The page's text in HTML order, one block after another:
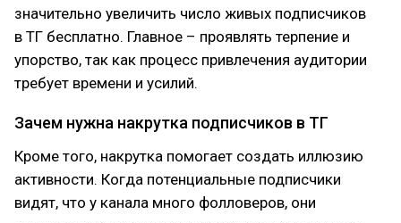
значительно увеличить число живых подписчиков
в ТГ бесплатно. Главное – проявлять терпение и
упорство, так как процесс привлечения аудитории
требует времени и усилий.
Зачем нужна накрутка подписчиков в ТГ
Кроме того, накрутка помогает создать иллюзию
активности. Когда потенциальные подписчики
видят, что у канала много фолловеров, они